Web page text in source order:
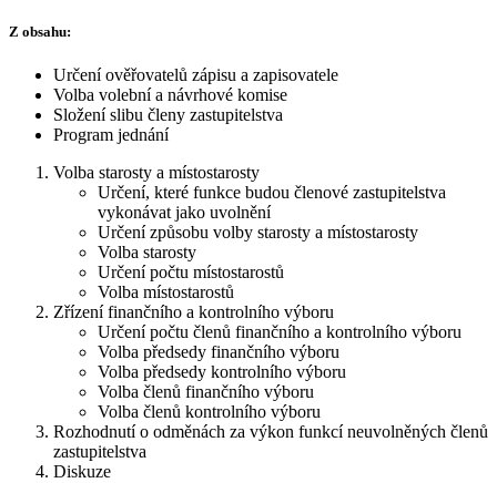
Z obsahu:
Určení ověřovatelů zápisu a zapisovatele
Volba volební a návrhové komise
Složení slibu členy zastupitelstva
Program jednání
Volba starosty a místostarosty
Určení, které funkce budou členové zastupitelstva
vykonávat jako uvolnění
Určení způsobu volby starosty a místostarosty
Volba starosty
Určení počtu místostarostů
Volba místostarostů
Zřízení finančního a kontrolního výboru
Určení počtu členů finančního a kontrolního výboru
Volba předsedy finančního výboru
Volba předsedy kontrolního výboru
Volba členů finančního výboru
Volba členů kontrolního výboru
Rozhodnutí o odměnách za výkon funkcí neuvolněných členů
zastupitelstva
Diskuze